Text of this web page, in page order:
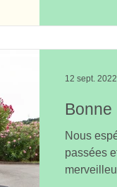
Bonne
Nous
passées
12 sept. 2022